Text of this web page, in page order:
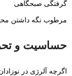
گرفتگی صبحگاهی
مرطوب نگه داشتن
حساسیت و
اگرچه آلرژی در